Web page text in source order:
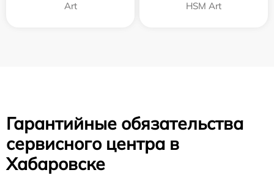
Art
HSM Art
Гарантийные обязательства
сервисного центра в
Хабаровске